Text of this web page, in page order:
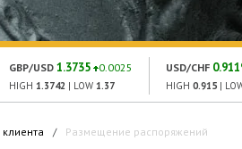
GBP/USD 1.3735 0.0025
HIGH 1.3742 | LOW 1.37
USD/CHF
HIGH 0.915 |
/ Размещение распоряжений